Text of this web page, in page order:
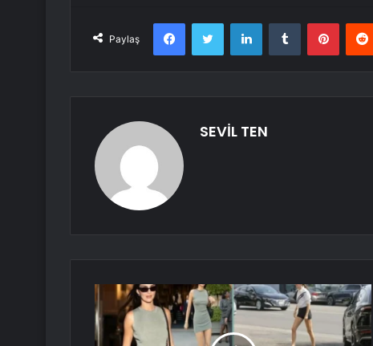
Paylaş
FacebookTwitter LinkedInTumblr
SEVİL TEN